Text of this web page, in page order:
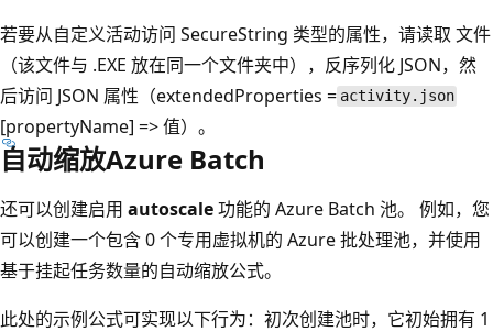
若要从自定义活动访问 SecureString 类型的属性，请读取 文件
（该文件与 .EXE 放在同一个文件夹中），反序列化 JSON，然
后访问 JSON 属性（extendedProperties = activity.json
[propertyName] => 值）。
自动缩放Azure Batch
还可以创建启用 autoscale功能的 Azure Batch 池。 例如，您
可以创建一个包含 0 个专用虚拟机的 Azure 批处理池，并使用
基于挂起任务数量的自动缩放公式。
此处的示例公式可实现以下行为：初次创建池时，它初始拥有 1